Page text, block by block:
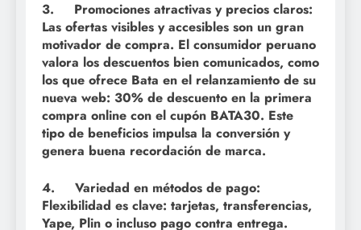
3. Promociones atractivas y precios claros:
Las ofertas visibles y accesibles son un gran
motivador de compra. El consumidor peruano
valora los descuentos bien comunicados, como
los que ofrece Bata en el relanzamiento de su
nueva web: 30% de descuento en la primera
compra online con el cupón BATA30. Este
tipo de beneficios impulsa la conversión y
genera buena recordación de marca.
4. Variedad en métodos de pago:
Flexibilidad es clave: tarjetas, transferencias,
Yape, Plin o incluso pago contra entrega.